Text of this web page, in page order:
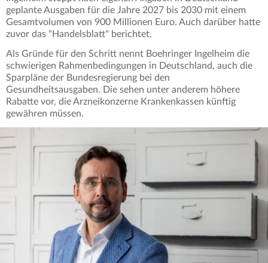
geplante Ausgaben für die Jahre 2027 bis 2030 mit einem
Gesamtvolumen von 900 Millionen Euro. Auch darüber hatte
zuvor das "Handelsblatt" berichtet.
Als Gründe für den Schritt nennt Boehringer Ingelheim die
schwierigen Rahmenbedingungen in Deutschland, auch die
Sparpläne der Bundesregierung bei den
Gesundheitsausgaben. Die sehen unter anderem höhere
Rabatte vor, die Arzneikonzerne Krankenkassen künftig
gewähren müssen.